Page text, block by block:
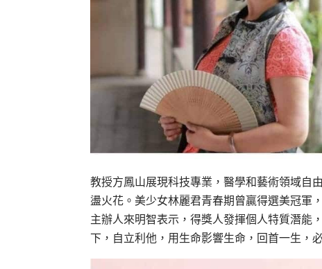
教授方鳳山展現科技專業，醫學和藝術領域自
盪火花。美少女林麗君青春期曾贏得選美冠軍
主辦人來明智表示，得獎人發揮個人特質潛能
下，自立利他，用生命影響生命，回首一生，